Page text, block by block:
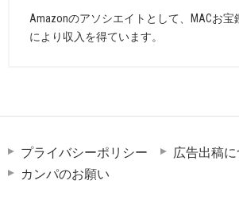
Amazonのアソシエイトとして、MACお
により収入を得ています。
プライバシーポリシー
広告出稿
カンパのお願い